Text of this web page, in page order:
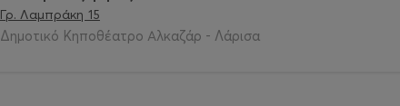
Γρ. Λαμπράκη 15
Δημοτικό Κηποθέατρο Αλκαζάρ - Λάρισα